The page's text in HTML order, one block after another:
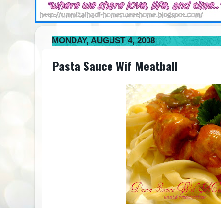
MONDAY, AUGUST 4, 2008
Pasta Sauce Wif Meatball